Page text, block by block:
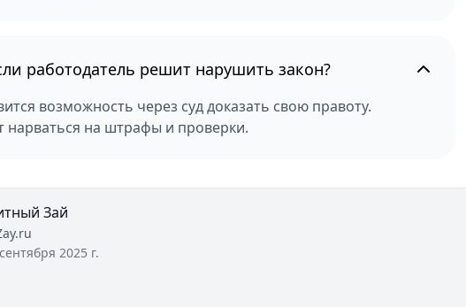
работодатель решит нарушить закон?
возможность через суд доказать свою правоту.
нарваться на штрафы и проверки.
Зай
2025 г.